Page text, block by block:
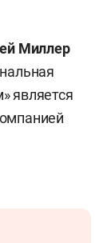
Миллер
является